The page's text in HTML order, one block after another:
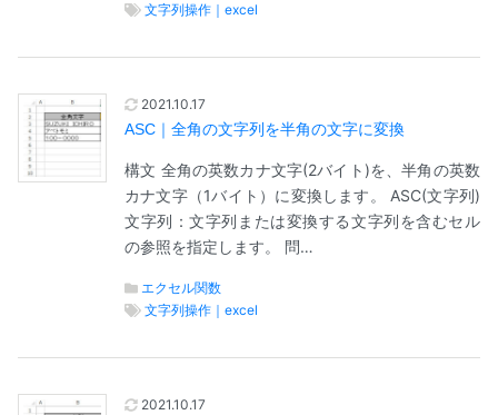
文字列操作｜excel
2021.10.17
ASC｜全角の文字列を半角の文字に変換
構文 全角の英数カナ文字(2バイト)を、半角の英数
カナ文字（1バイト）に変換します。 ASC(文字列)
文字列：文字列または変換する文字列を含むセル
の参照を指定します。 問…
エクセル関数
文字列操作｜excel
2021.10.17